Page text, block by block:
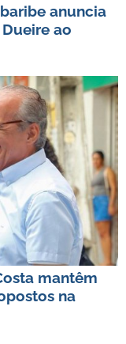
anuncia
ao
mantêm
na